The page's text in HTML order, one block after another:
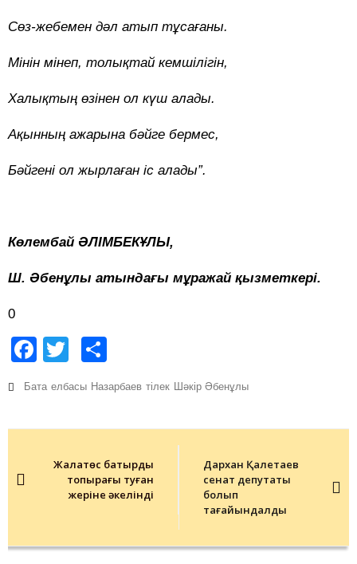
Сөз-жебемен дәл атып тұсағаны.
Мінін мінеп, толықтай кемшілігін,
Халықтың өзінен ол күш алады.
Ақынның ажарына бәйге бермес,
Бәйгені ол жырлаған іс алады”.
Көлембай ӘЛІМБЕКҰЛЫ,
Ш. Әбенұлы атындағы мұражай қызметкері.
0
Facebook
Twitter
Бата елбасы Назарбаев тілек Шәкір Әбенұлы
navigationЖалаңтөс батырдың
топырағы туған
жеріне әкелінді
Дархан Қалетаев
сенат депутаты
болып
тағайындалды